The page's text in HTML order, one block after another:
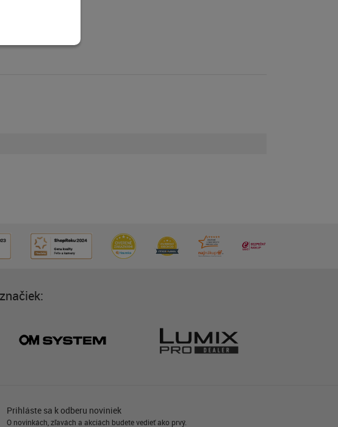
Prihláste sa k odberu noviniek
O novinkách, zľavách a akciách budete vedieť ako prvý.